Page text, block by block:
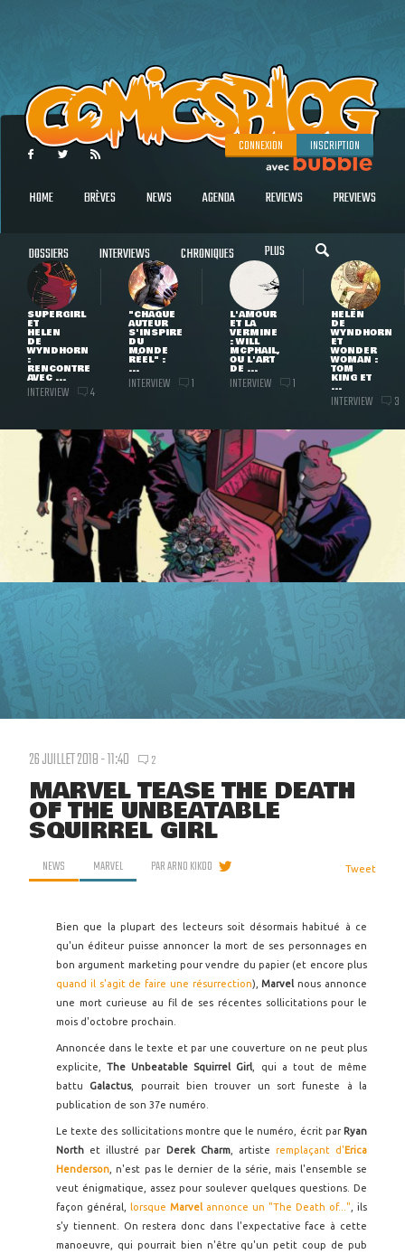
CONNEXION INSCRIPTION
HOME BRÈVES NEWS AGENDA REVIEWS PREVIEWS
DOSSIERS INTERVIEWS CHRONIQUES PLUS
SUPERGIRL
ET
HELEN
DE
WYNDHORN
:
RENCONTRE
AVEC ...
INTERVIEW 4
"CHAQUE
AUTEUR
S'INSPIRE
DU
MONDE
RÉEL" :
...
INTERVIEW 1
L'AMOUR
ET LA
VERMINE
: WILL
MCPHAIL,
OU L'ART
DE ...
INTERVIEW 1
HELEN
DE
WYNDHORN
ET
WONDER
WOMAN :
TOM
KING ET
...
INTERVIEW 3
26 JUILLET 2018 - 11:40 2
MARVEL TEASE THE DEATH
OF THE UNBEATABLE
SQUIRREL GIRL
NEWS MARVEL PARARNO KIKOO Tweet
Bien que la plupart des lecteurs soit désormais habitué à ce
qu'un éditeur puisse annoncer la mort de ses personnages en
bon argument marketing pour vendre du papier (et encore plus
quand il s'agit de faire une résurrection),Marvelnous annonce
une mort curieuse au fil de ses récentes sollicitations pour le
mois d'octobre prochain.
Annoncée dans le texte et par une couverture on ne peut plus
explicite,The Unbeatable Squirrel Girl , qui a tout de même
battu Galactus, pourrait bien trouver un sort funeste à la
publication de son 37e numéro.
Le texte des sollicitations montre que le numéro, écrit par Ryan
North et illustré par Derek Charm, artiste remplaçant d'Erica
Henderson , n'est pas le dernier de la série, mais l'ensemble se
veut énigmatique, assez pour soulever quelques questions. De
façon général, lorsque Marvel annonce un "The Death of..." , ils
s'y tiennent. On restera donc dans l'expectative face à cette
manoeuvre, qui pourrait bien n'être qu'un petit coup de pub